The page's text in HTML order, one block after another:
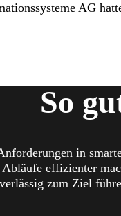
AG
So
in
effizienter
zum Ziel